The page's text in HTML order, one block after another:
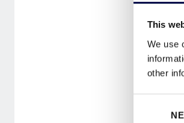
This
We use
other